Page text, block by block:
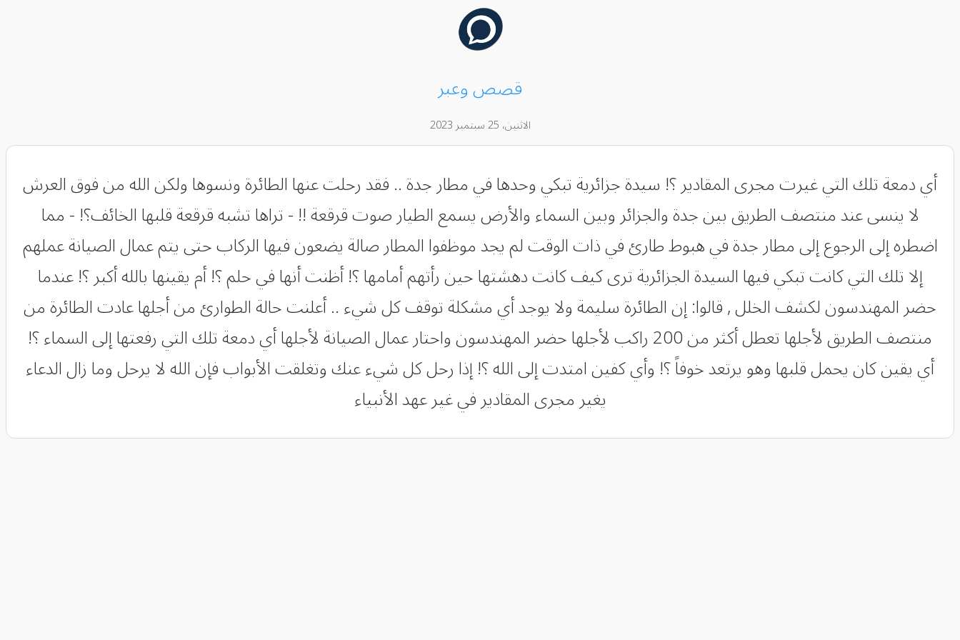
قصص وعبر
الاثنين، 25 سبتمبر 2023
أي دمعة تلك التي غيرت مجرى المقادير ؟! سيدة جزائرية تبكي وحدها في مطار جدة .. فقد رحلت عنها الطائرة ونسوها ولكن الله من فوق العرش
لا ينسى عند منتصف الطريق بين جدة والجزائر وبين السماء والأرض يسمع الطيار صوت قرقعة !! - تراها تشبه قرقعة قلبها الخائف؟! - مما
اضطره إلى الرجوع إلى مطار جدة في هبوط طارئ في ذات الوقت لم يجد موظفوا المطار صالة يضعون فيها الركاب حتى يتم عمال الصيانة عملهم
إلا تلك التي كانت تبكي فيها السيدة الجزائرية ترى كيف كانت دهشتها حين رأتهم أمامها ؟! أظنت أنها في حلم ؟! أم يقينها بالله أكبر ؟! عندما
حضر المهندسون لكشف الخلل , قالوا: إن الطائرة سليمة ولا يوجد أي مشكلة توقف كل شيء .. أعلنت حالة الطوارئ من أجلها عادت الطائرة من
منتصف الطريق لأجلها تعطل أكثر من 200 راكب لأجلها حضر المهندسون واحتار عمال الصيانة لأجلها أي دمعة تلك التي رفعتها إلى السماء ؟!
أي يقين كان يحمل قلبها وهو يرتعد خوفاً ؟! وأي كفين امتدت إلى الله ؟! إذا رحل كل شيء عنك وتغلقت الأبواب فإن الله لا يرحل وما زال الدعاء
يغير مجرى المقادير في غير عهد الأنبياء